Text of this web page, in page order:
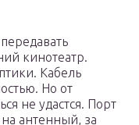
кинотеатр.
Кабель
Но от
не удастся. Порт
антенный, за